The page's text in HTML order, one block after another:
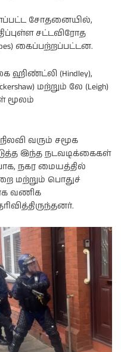
சோதனையில்,
சட்டவிரோத
கைப்பற்றப்பட்டன.
ஹிண்ட்லி (Hindley),
மற்றும் லே (Leigh)
மூலம்
வரும் சமூக
இந்த நடவடிக்கைகள்
நகர மையத்தில்
மற்றும் பொதுச்
வணிக